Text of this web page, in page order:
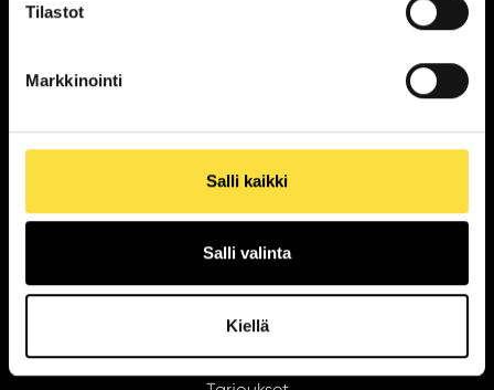
Tilastot
Markkinointi
Salli kaikki
Salli valinta
Kiellä
Katso aukioloajat
Tilaa uutiskirje
Liikkeet ja palvelut
Kahvilat ja ravintolat